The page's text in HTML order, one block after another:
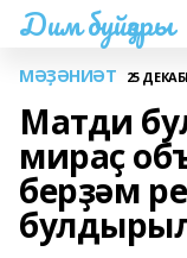
Дим буйҙары
МӘҘӘНИӘТ 25
Матди
мираҫ
берҙәм